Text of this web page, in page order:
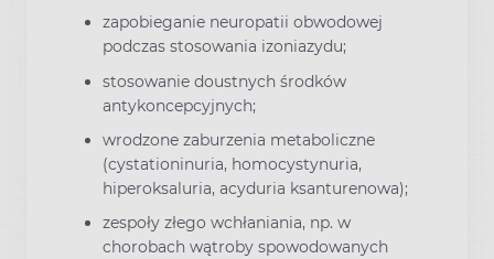
zapobieganie neuropatii obwodowej
podczas stosowania izoniazydu;
stosowanie doustnych środków
antykoncepcyjnych;
wrodzone zaburzenia metaboliczne
(cystationinuria, homocystynuria,
hiperoksaluria, acyduria ksanturenowa);
zespoły złego wchłaniania, np. w
chorobach wątroby spowodowanych